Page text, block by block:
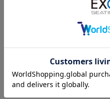
ペット用
モータースポーツ用